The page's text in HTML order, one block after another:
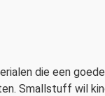
die een
Smallstuff wil